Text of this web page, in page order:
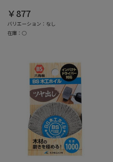
￥877
バリエーション：なし
在庫：○